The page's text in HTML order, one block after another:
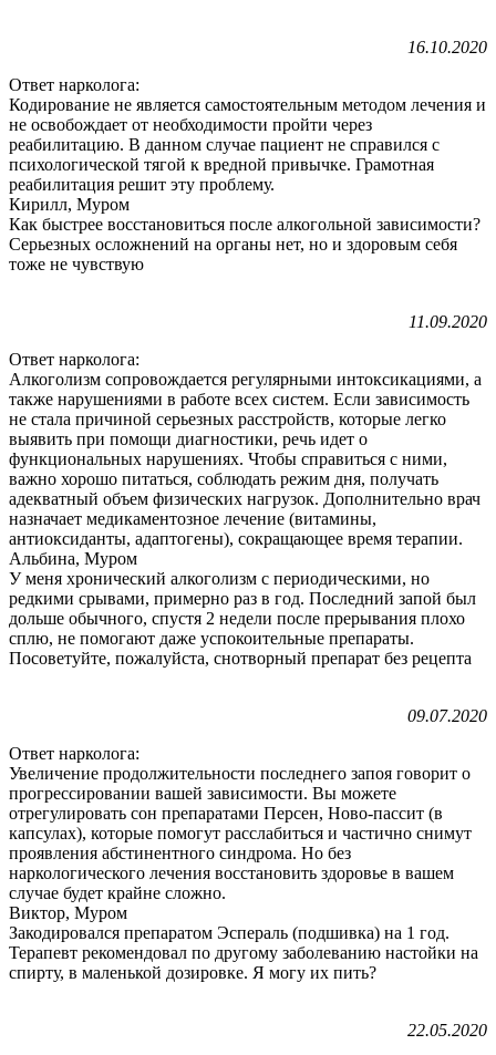
16.10.2020
Ответ нарколога:
Кодирование не является самостоятельным методом лечения и
не освобождает от необходимости пройти через
реабилитацию. В данном случае пациент не справился с
психологической тягой к вредной привычке. Грамотная
реабилитация решит эту проблему.
Кирилл, Муром
Как быстрее восстановиться после алкогольной зависимости?
Серьезных осложнений на органы нет, но и здоровым себя
тоже не чувствую
11.09.2020
Ответ нарколога:
Алкоголизм сопровождается регулярными интоксикациями, а
также нарушениями в работе всех систем. Если зависимость
не стала причиной серьезных расстройств, которые легко
выявить при помощи диагностики, речь идет о
функциональных нарушениях. Чтобы справиться с ними,
важно хорошо питаться, соблюдать режим дня, получать
адекватный объем физических нагрузок. Дополнительно врач
назначает медикаментозное лечение (витамины,
антиоксиданты, адаптогены), сокращающее время терапии.
Альбина, Муром
У меня хронический алкоголизм с периодическими, но
редкими срывами, примерно раз в год. Последний запой был
дольше обычного, спустя 2 недели после прерывания плохо
сплю, не помогают даже успокоительные препараты.
Посоветуйте, пожалуйста, снотворный препарат без рецепта
09.07.2020
Ответ нарколога:
Увеличение продолжительности последнего запоя говорит о
прогрессировании вашей зависимости. Вы можете
отрегулировать сон препаратами Персен, Ново-пассит (в
капсулах), которые помогут расслабиться и частично снимут
проявления абстинентного синдрома. Но без
наркологического лечения восстановить здоровье в вашем
случае будет крайне сложно.
Виктор, Муром
Закодировался препаратом Эспераль (подшивка) на 1 год.
Терапевт рекомендовал по другому заболеванию настойки на
спирту, в маленькой дозировке. Я могу их пить?
22.05.2020